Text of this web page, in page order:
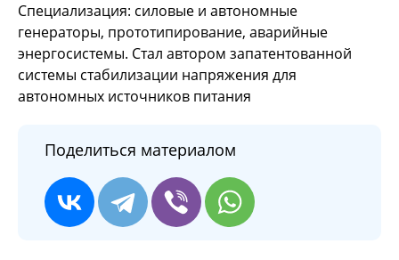
Специализация: силовые и автономные
генераторы, прототипирование, аварийные
энергосистемы. Стал автором запатентованной
системы стабилизации напряжения для
автономных источников питания
Поделиться материалом